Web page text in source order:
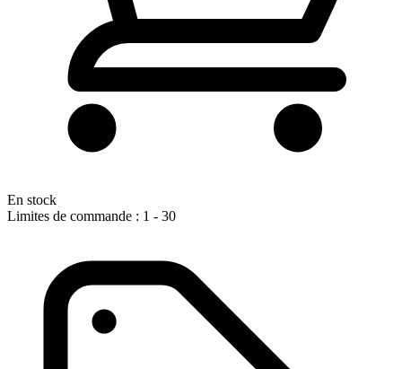
En stock
Limites de commande : 1 - 30